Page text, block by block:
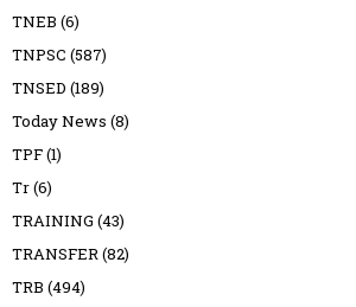
TNEB (6)
TNPSC (587)
TNSED (189)
Today News (8)
TPF(1)
Tr(6)
TRAINING (43)
TRANSFER(82)
TRB (494)